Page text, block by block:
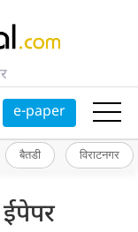
e-paper
बैतडी विराटनगर